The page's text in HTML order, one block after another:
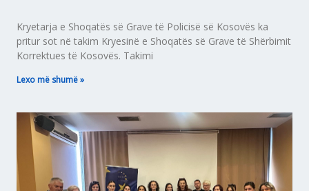
Kryetarja e Shoqatës së Grave të Policisë së Kosovës ka
pritur sot në takim Kryesinë e Shoqatës së Grave të Shërbimit
Korrektues të Kosovës. Takimi
Lexo më shumë »